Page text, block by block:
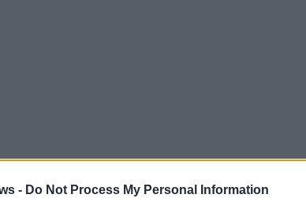
- Do Not Process My Personal Information